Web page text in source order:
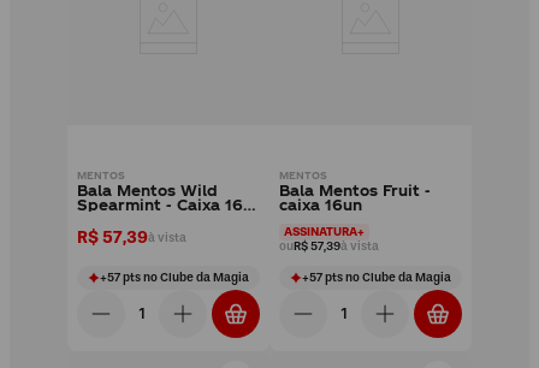
MENTOS
Bala Mentos Wild
Spearmint - Caixa 16
R$ 57,39à vista
+57ptsno Clube da Magia
MENTOS
Bala Mentos Fruit -
caixa 16un
ASSINATURA+
ouR$ 57,39à vista
+57ptsno Clube da Magia